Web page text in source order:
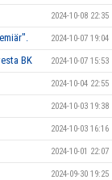
2024-10-08 22:35
2024-10-07 19:04
BK 2024-10-07 15:53
2024-10-04 22:55
2024-10-03 19:38
2024-10-03 16:16
2024-10-01 22:07
2024-09-30 19:25